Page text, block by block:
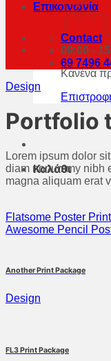
Κανένα
Καλάθι
Επικοινωνία
Contact
09:00 -
69 7496
Design
Portfolio
Lorem ipsum dolor
diam nonummy nibh
magna aliquam erat
Flatsome Poster Print
Awesome Pencil
Another Print Package
Design
FL3 Print Package